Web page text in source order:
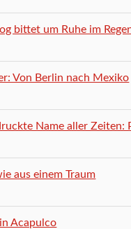
bittet um Ruhe im
Von Berlin nach Mexiko
Name aller Zeiten:
aus einem Traum
Acapulco